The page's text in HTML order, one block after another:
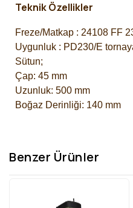
Teknik Özellikler
Freze/Matkap : 24108 FF
Uygunluk : PD230/E
Sütun;
Çap: 45 mm
Uzunluk: 500 mm
Boğaz Derinliği: 140 mm
Benzer Ürünler